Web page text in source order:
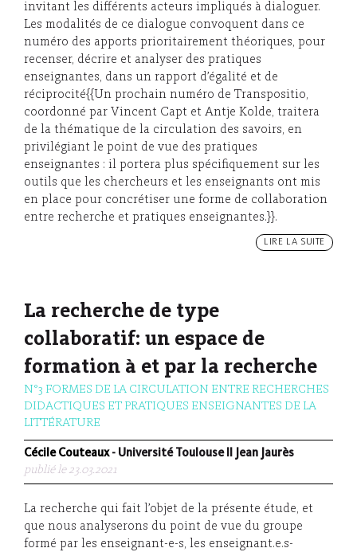
invitant les différents acteurs impliqués à dialoguer.
Les modalités de ce dialogue convoquent dans ce
numéro des apports prioritairement théoriques, pour
recenser, décrire et analyser des pratiques
enseignantes, dans un rapport d’égalité et de
réciprocité{{Un prochain numéro de Transpositio,
coordonné par Vincent Capt et Antje Kolde, traitera
de la thématique de la circulation des savoirs, en
privilégiant le point de vue des pratiques
enseignantes : il portera plus spécifiquement sur les
outils que les chercheurs et les enseignants ont mis
en place pour concrétiser une forme de collaboration
entre recherche et pratiques enseignantes.}}.
LIRE LA SUITE
La recherche de type
collaboratif: un espace de
formation à et par la recherche
N°3 FORMES DE LA CIRCULATION ENTRE RECHERCHES
DIDACTIQUES ET PRATIQUES ENSEIGNANTES DE LA
LITTÉRATURE
Cécile Couteaux- Université Toulouse II Jean Jaurès
publié le 23.03.2021
La recherche qui fait l’objet de la présente étude, et
que nous analyserons du point de vue du groupe
formé par les enseignant-e-s, les enseignant.e.s-